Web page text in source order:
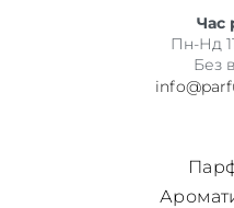
Час
Пн-Нд
Без